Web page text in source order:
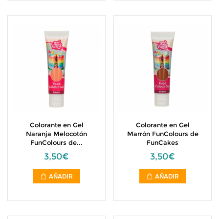
Colorante en Gel
Naranja Melocotón
FunColours de...
3,50€
AÑADIR
Colorante en Gel
Marrón FunColours de
FunCakes
3,50€
AÑADIR